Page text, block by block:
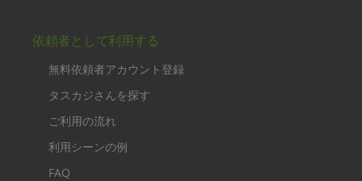
依頼者として利用する
無料依頼者アカウント登録
タスカジさんを探す
ご利用の流れ
利用シーンの例
FAQ